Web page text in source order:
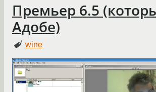
Премьер 6.5
Адобе)
wine